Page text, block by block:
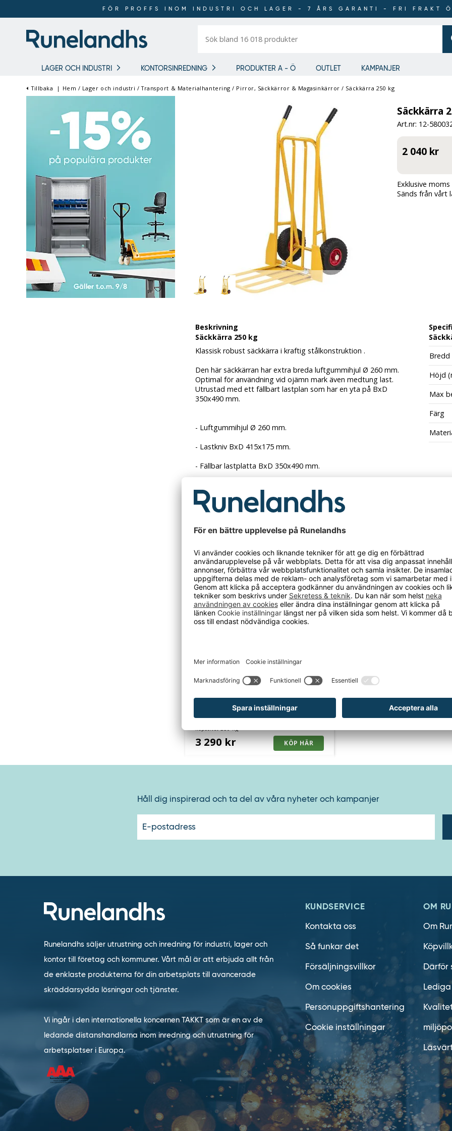
FÖR PROFFS INOM INDUSTRI OCH LAGER - 7 ÅRS GARANTI - FRI FRAKT
bland
LAGER OCH INDUSTRI KONTORSINREDNING PRODUKTER A - Ö OUTLET KAMPANJER
FÖR PROFFS INOM
INDUSTRI OCH LAGER
Tillbaka | Hem / Lager och industri /Transport & Materialhantering / Pirror, Säckkärror & Magasinkärror / Säckkärra 250 kg
Säckkärra
Art.nr: 12-
2 040 kr
Exklusive
Sänds från vårt
Beskrivning
Säckkärra 250 kg
Klassisk robust säckkärra i kraftig stålkonstruktion .
Den här säckkärran har extra breda luftgummihjul Ø 260 mm.
Optimal för användning vid ojämn mark även medtung last.
Utrustad med ett fällbart lastplan som har en yta på BxD
350x490 mm.
- Luftgummihjul Ø 260 mm.
- Lastkniv BxD 415x175 mm.
- Fällbar lastplatta BxD 350x490 mm.
Den här produkten har fått ett nytt art.nr.
Tidigare hade den art.nr. 136467
Bredd
Höjd
Max
Färg
Magasinkärra Flexibel,
punkteringsfria hjul
3 290 kr
Håll dig inspirerad och ta del av våra nyheter och kampanjer
Runelandhs säljer utrustning och inredning för industri, lager och
kontor till företag och kommuner. Vårt mål är att erbjuda allt från
de enklaste produkterna för din arbetsplats till avancerade
skräddarsydda lösningar och tjänster.
Vi ingår i den internationella koncernen TAKKT som är en av de
ledande distanshandlarna inom inredning och utrustning för
arbetsplatser i Europa.
KUNDSERVICE
Kontakta oss
Så funkar det
Försäljningsvillkor
Om cookies
Personuppgiftshantering
Cookie inställningar
OM
Om
Därför